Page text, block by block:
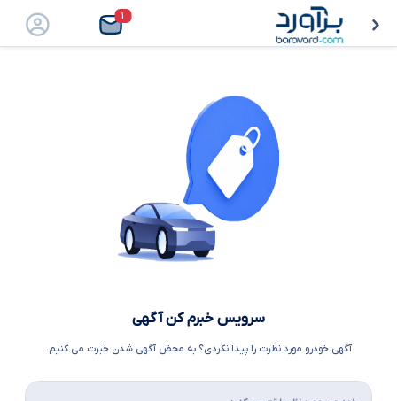
سرویس خبرم کن آگهی
آگهی خودرو مورد نظرت را پیدا نکردی؟ به محض آگهی شدن خبرت می کنیم.